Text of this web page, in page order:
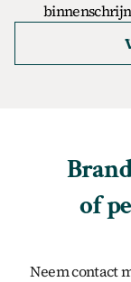
of
Neem contact